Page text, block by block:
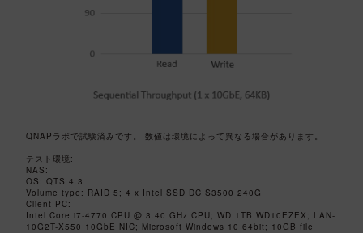
QNAPラボで試験済みです。 数値は環境によって異なる場合があります。
テスト環境:
NAS:
OS: QTS 4.3
Volume type: RAID 5; 4 x Intel SSD DC S3500 240G
Client PC:
Intel Core i7-4770 CPU @ 3.40 GHz CPU; WD 1TB WD10EZEX; LAN-
10G2T-X550 10GbE NIC; Microsoft Windows 10 64bit; 10GB file